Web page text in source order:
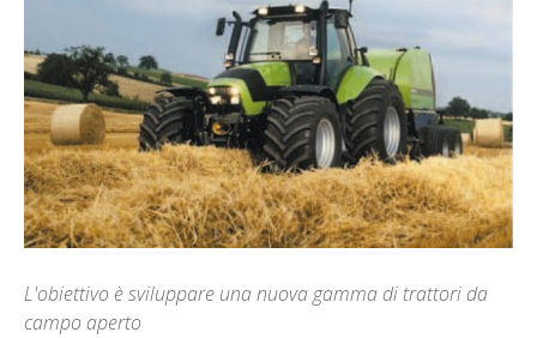
L'obiettivo è sviluppare una nuova gamma di trattori da
campo aperto